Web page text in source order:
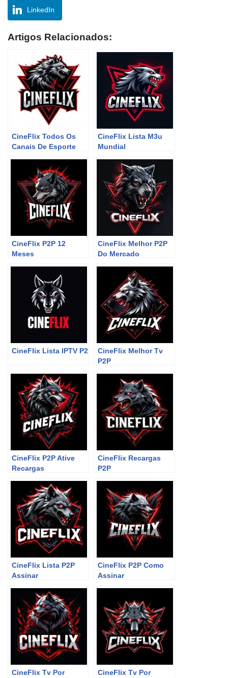
LinkedIn
Artigos Relacionados:
CineFlix Todos Os
Canais De Esporte
CineFlix Lista M3u
Mundial
CineFlix P2P 12
Meses
CineFlix Melhor P2P
Do Mercado
CineFlix Lista IPTV P2
CineFlix Melhor Tv
P2P
CineFlix P2P Ative
Recargas
CineFlix Recargas
P2P
CineFlix Lista P2P
Assinar
CineFlix P2P Como
Assinar
CineFlix Tv Por
CineFlix Tv Por